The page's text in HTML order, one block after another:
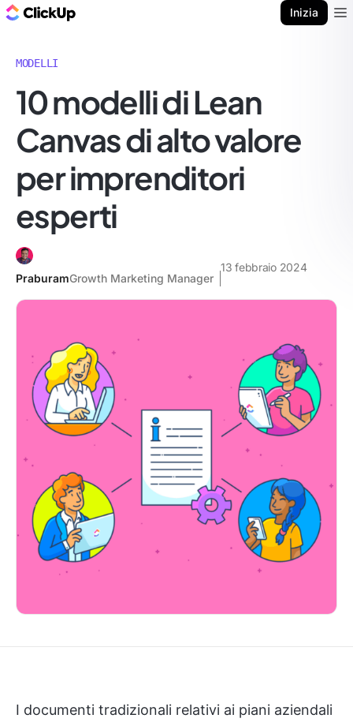
Inizia
MODELLI
10 modelli di Lean
Canvas di alto valore
per imprenditori
esperti
PraburamGrowth Marketing Manager
13 febbraio 2024
I documenti tradizionali relativi ai piani aziendali